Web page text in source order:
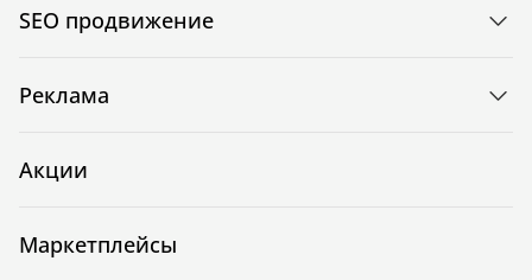
SEO продвижение
Реклама
Акции
Маркетплейсы